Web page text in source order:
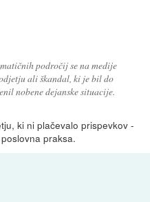
področij se na medije
ali škandal, ki je bil do
nobene dejanske situacije.
ki ni plačevalo prispevkov -
praksa.